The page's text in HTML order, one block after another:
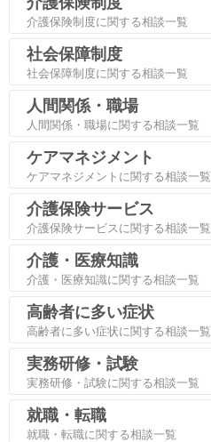
介護保険制度に関する相談一覧
社会保障制度
社会保障制度に関する相談一覧
人間関係・職場
人間関係・職場に関する相談一覧
ケアマネジメント
ケアマネジメントに関する相談一覧
介護保険サービス
介護保険サービスに関する相談一覧
介護・医療知識
介護・医療知識に関する相談一覧
高齢者に多い症状
高齢者に多い症状に関する相談一覧
実務研修・試験
実務研修・試験に関する相談一覧
就職・転職
就職・転職に関する相談一覧